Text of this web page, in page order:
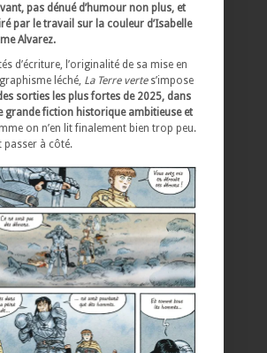
pas dénué d’humour non plus, et
par le travail sur la couleur d’Isabelle
Alvarez.
d’écriture, l’originalité de sa mise en
léché, La Terre vertes’impose
sorties les plus fortes de 2025, dans
grande fiction historique ambitieuse et
on n’en lit finalement bien trop peu.
passer à côté.